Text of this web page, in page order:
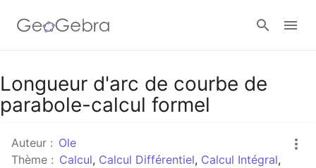
Google Classroom
Longueur d'arc de courbe de
parabole-calcul formel
Auteur : Ole
Thème : Calcul, Calcul Différentiel, Calcul Intégral,